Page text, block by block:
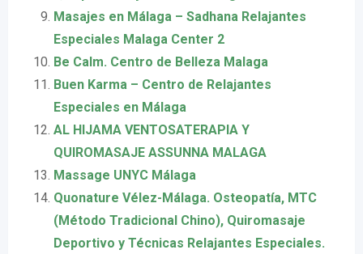
Masajes en Málaga – Sadhana Relajantes
Especiales Malaga Center 2
Be Calm. Centro de Belleza Malaga
Buen Karma – Centro de Relajantes
Especiales en Málaga
AL HIJAMA VENTOSATERAPIA Y
QUIROMASAJE ASSUNNA MALAGA
Massage UNYC Málaga
Quonature Vélez-Málaga. Osteopatía, MTC
(Método Tradicional Chino), Quiromasaje
Deportivo y Técnicas Relajantes Especiales.